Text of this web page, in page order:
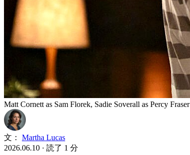
Matt Cornett as Sam Florek, Sadie Soverall as Percy Fraser
文：
Martha Lucas
2026.06.10 · 読了 1 分